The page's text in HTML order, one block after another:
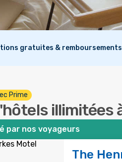
gratuites &
Prime
illimitées
par nos voyageurs
The